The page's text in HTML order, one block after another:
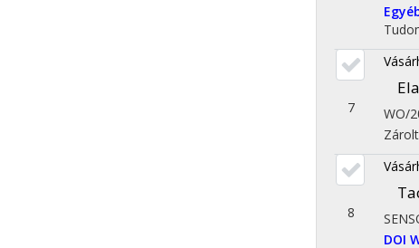
7 WO/
Zárolt
8
DOI